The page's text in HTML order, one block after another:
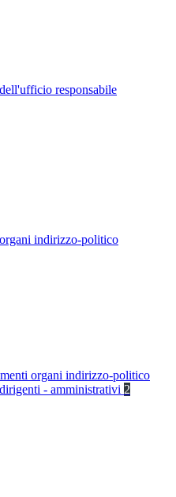
responsabile
indirizzo-politico
organi indirizzo-politico
- amministrativi 2